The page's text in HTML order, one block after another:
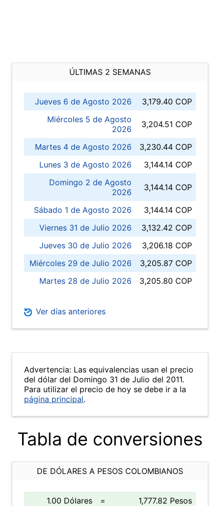
ÚLTIMAS 2 SEMANAS
Jueves 6 de Agosto 2026
3,179.40 COP
Miércoles 5 de Agosto
2026
3,204.51 COP
Martes 4 de Agosto 2026
3,230.44 COP
Lunes 3 de Agosto 2026
3,144.14 COP
Domingo 2 de Agosto
2026
3,144.14 COP
Sábado 1 de Agosto 2026
3,144.14 COP
Viernes 31 de Julio 2026
3,132.42 COP
Jueves 30 de Julio 2026
3,206.18 COP
Miércoles 29 de Julio 2026
3,205.87 COP
Martes 28 de Julio 2026
3,205.80 COP
Ver días anteriores
Advertencia: Las equivalencias usan el precio
del dólar del Domingo 31 de Julio del 2011.
Para utilizar el precio de hoy se debe ir a la
página principal.
Tabla de conversiones
DE DÓLARES A PESOS COLOMBIANOS
1.00 Dólares =
1,777.82 Pesos